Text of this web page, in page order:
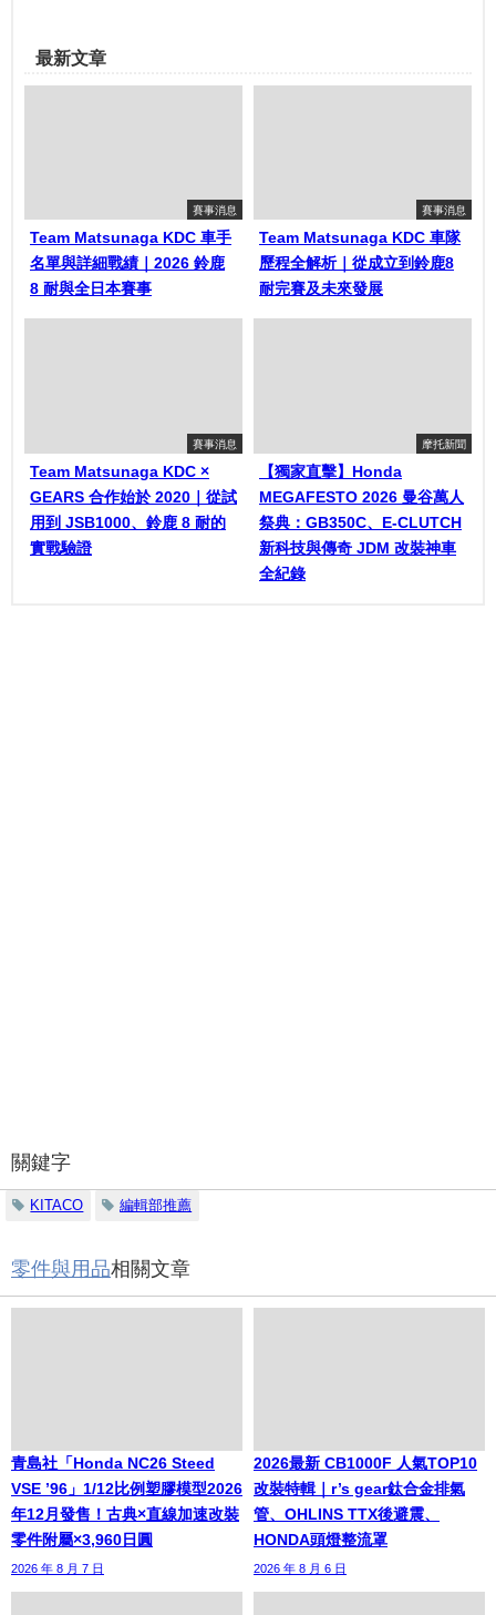
最新文章
賽事消息
Team Matsunaga KDC 車手
名單與詳細戰績｜2026 鈴鹿
8 耐與全日本賽事
賽事消息
Team Matsunaga KDC 車隊
歷程全解析｜從成立到鈴鹿8
耐完賽及未來發展
賽事消息
Team Matsunaga KDC ×
GEARS 合作始於 2020｜從試
用到 JSB1000、鈴鹿 8 耐的
實戰驗證
摩托新聞
【獨家直擊】Honda
MEGAFESTO 2026 曼谷萬人
祭典：GB350C、E-CLUTCH
新科技與傳奇 JDM 改裝神車
全紀錄
關鍵字
KITACO 編輯部推薦
零件與用品相關文章
青島社「Honda NC26 Steed
VSE ’96」1/12比例塑膠模型2026
年12月發售！古典×直線加速改裝
零件附屬×3,960日圓
2026 年 8 月 7 日
2026最新 CB1000F 人氣TOP10
改裝特輯｜r’s gear鈦合金排氣
管、OHLINS TTX後避震、
HONDA頭燈整流罩
2026 年 8 月 6 日